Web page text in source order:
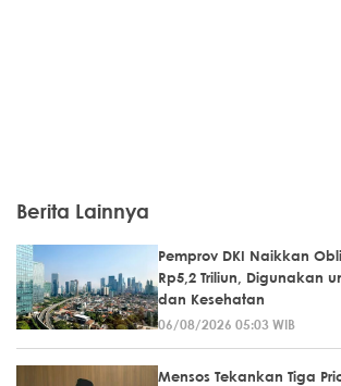
Berita Lainnya
Pemprov DKI Naikkan
Rp5,2 Triliun, Digunakan
dan Kesehatan
06/08/2026 05:03 WIB
Mensos Tekankan Tiga